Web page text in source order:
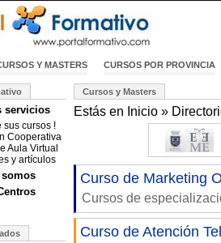
Y MASTERS CURSOS POR PROVINCIA
servicios
sus cursos !
Cooperativa
Aula Virtual
y artículos
somos
Cursos y Masters
Estás en Inicio »
Curso de Marketing
Cursos de
Curso de Atención